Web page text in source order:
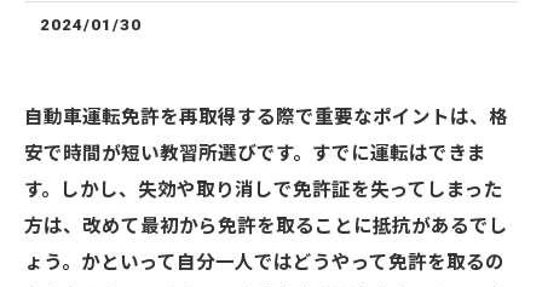
2024/01/30
自動車運転免許を再取得する際で重要なポイントは、格
安で時間が短い教習所選びです。すでに運転はできま
す。しかし、失効や取り消しで免許証を失ってしまった
方は、改めて最初から免許を取ることに抵抗があるでし
ょう。かといって自分一人ではどうやって免許を取るの